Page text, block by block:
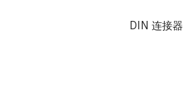
DIN 连接器